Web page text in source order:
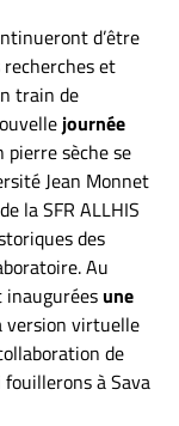
d’être
et
train de
journée
sèche se
Jean Monnet
la SFR ALLHIS
des
Au
inauguréesune
version virtuelle
de
à Sava